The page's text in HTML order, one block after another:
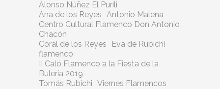
Alonso Núñez El Purili
Ana de los Reyes Antonio Malena
Centro Cultural Flamenco Don Antonio
Chacón
Coral de los Reyes
Eva de Rubichi
flamenco
II Caló Flamenco a la Fiesta de la
Bulería 2019
Tomás Rubichi Viernes Flamencos